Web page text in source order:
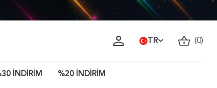
TR (0)
İNDİRİM %20 İNDİRİM